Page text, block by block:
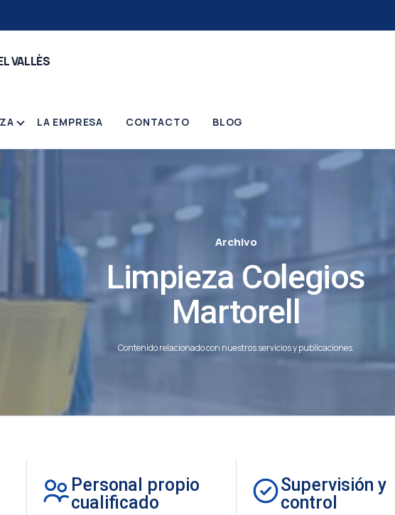
VALLÈS
LA EMPRESA CONTACTO BLOG
Archivo
Limpieza Colegios
Martorell
Contenido relacionado con nuestros servicios y publicaciones.
Personal propio
cualificado
Supervisión y
control